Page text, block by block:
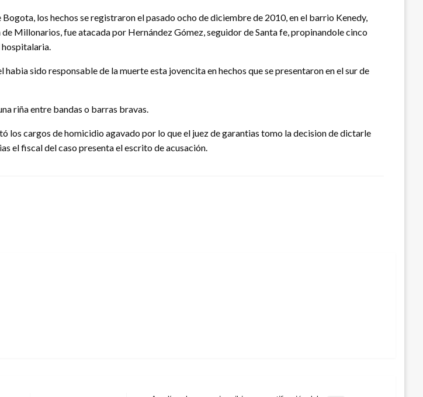
los hechos se registraron el pasado ocho de diciembre de 2010, en el barrio Kenedy,
Millonarios, fue atacada por Hernández Gómez, seguidor de Santa fe, propinandole cinco
hospitalaria.
sido responsable de la muerte esta jovencita en hechos que se presentaron en el sur de
riña entre bandas o barras bravas.
los cargos de homicidio agavado por lo que el juez de garantias tomo la decision de dictarle
el fiscal del caso presenta el escrito de acusación.